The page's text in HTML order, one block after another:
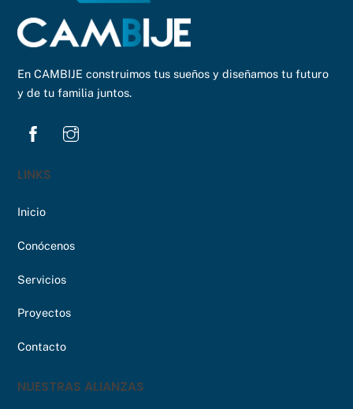
En CAMBIJE construimos tus sueños y diseñamos tu futuro
y de tu familia juntos.
LINKS
Inicio
Conócenos
Servicios
Proyectos
Contacto
NUESTRAS ALIANZAS